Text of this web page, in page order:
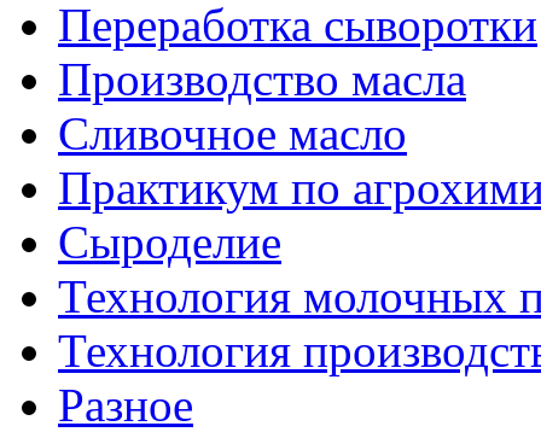
Переработка сыворотки
Производство масла
Сливочное масло
Практикум по
Сыроделие
Технология молочных
Технология
Разное